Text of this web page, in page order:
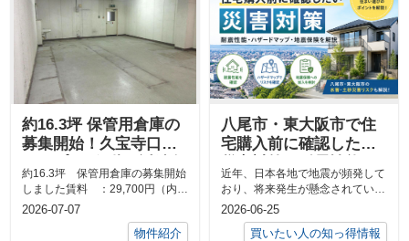
約16.3坪 保管用倉庫の
募集開始！久宝寺口テ
宝寺口駅徒歩7分
約16.3坪 保管用倉庫の募集開始
しました賃料 ：29,700円（内、
消費税2,700円）共益費：1...
2026-07-07
物件紹介
八尾市・東大阪市で住
宅購入前に確認したい
ハザードマップ・地震
保険を解説
近年、日本各地で地震が頻発して
おり、将来発生が懸念されている
南海トラフ地震への関心も高まっ
ています。...
2026-06-25
買いたい人の知っ得情報